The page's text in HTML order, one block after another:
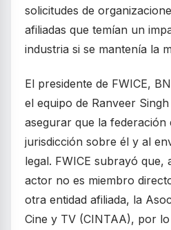
solicitudes de
afiliadas que temían un
industria si se mantenía la
El presidente de FWICE,
el equipo de Ranveer
asegurar que la federación
jurisdicción sobre él y al
legal. FWICE subrayó que,
actor no es miembro
otra entidad afiliada, la
Cine y TV (CINTAA), por